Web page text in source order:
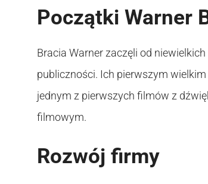
Początki Warner
Bracia Warner zaczęli od
publiczności. Ich pierwszym wielkim
jednym z pierwszych filmów z
filmowym.
Rozwój firmy